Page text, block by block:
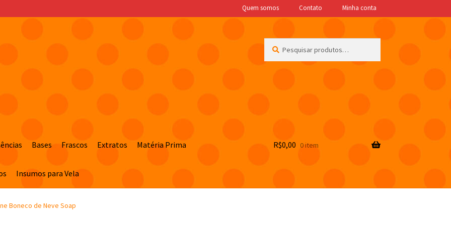
Quem somos Contato Minha conta
por:
Bases Frascos Extratos Matéria Prima
Insumos para Vela
R$0,00 0 item
Boneco de Neve Soap